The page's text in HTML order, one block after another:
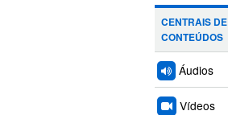
CENTRAIS DE
CONTEÚDOS
Áudios
Vídeos